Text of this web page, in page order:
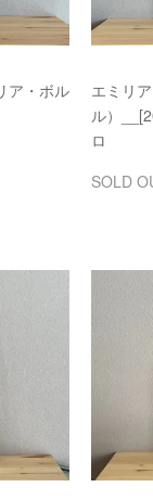
ア・ボル
エミリ
ル）
ロ
SOLD